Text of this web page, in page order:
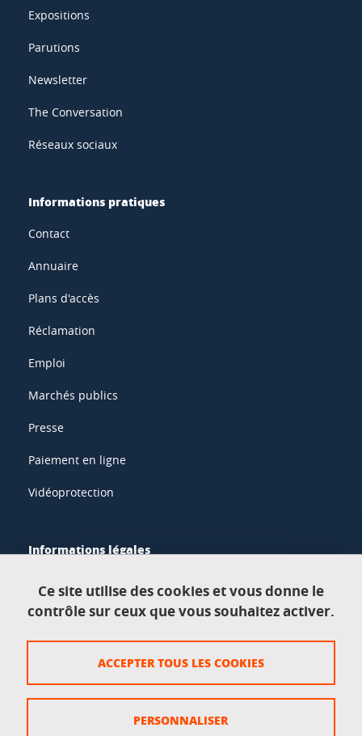
Expositions
Parutions
Newsletter
The Conversation
Réseaux sociaux
Informations pratiques
Contact
Annuaire
Plans d'accès
Réclamation
Emploi
Marchés publics
Presse
Paiement en ligne
Vidéoprotection
Informations légales
Données personnelles
Crédits
Ce site utilise des cookies et vous donne le
contrôle sur ceux que vous souhaitez activer.
ACCEPTER TOUS LES COOKIES
PERSONNALISER